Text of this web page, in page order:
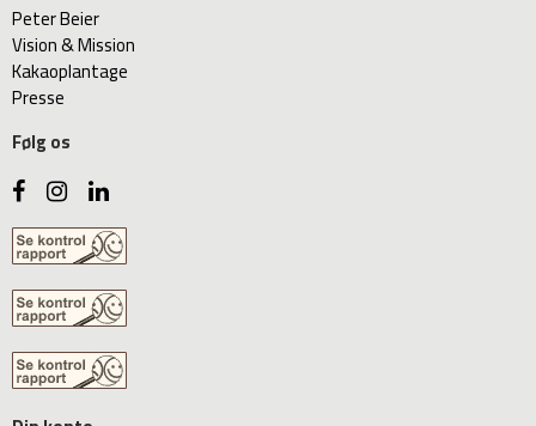
Peter Beier
Vision & Mission
Kakaoplantage
Presse
Følg os